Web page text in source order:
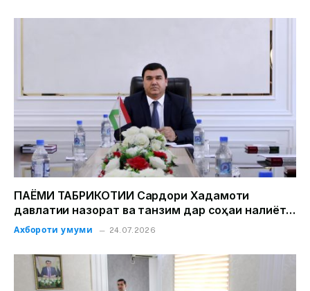
ПАЁМИ ТАБРИКОТИИ Сардори Хадамоти
давлатии назорат ва танзим дар соҳаи нақлиёт
Қурбонзода Д.Қ.ба муносибати Рӯзи
кормандони соҳаи нақлиёт
Ахбороти умуми 24.07.2026